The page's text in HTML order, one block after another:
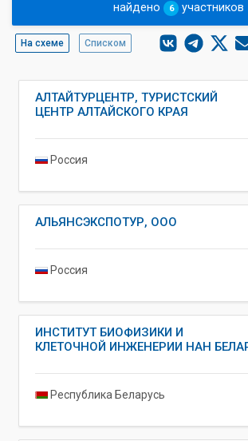
найдено
6 участников
На схеме Списком
АЛТАЙТУРЦЕНТР, ТУРИСТСКИЙ
ЦЕНТР АЛТАЙСКОГО КРАЯ
Россия
АЛЬЯНСЭКСПОТУР, ООО
Россия
ИНСТИТУТ БИОФИЗИКИ И
КЛЕТОЧНОЙ ИНЖЕНЕРИИ НАН
Республика Беларусь